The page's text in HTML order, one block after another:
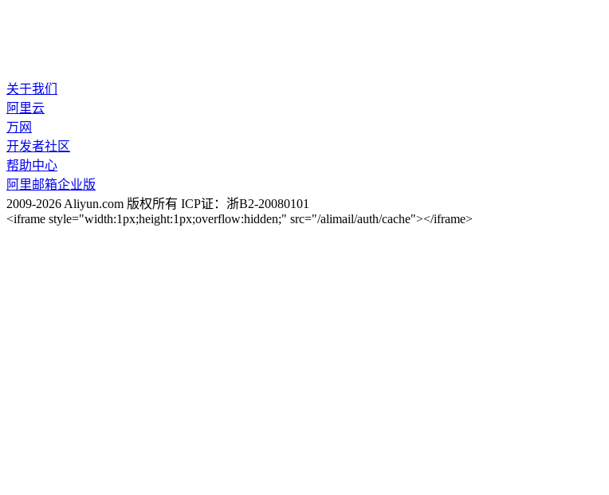
关于我们
阿里云
万网
开发者社区
帮助中心
阿里邮箱企业版
2009-2026 Aliyun.com 版权所有 ICP证：浙B2-20080101
<iframe style="width:1px;height:1px;overflow:hidden;" src="/alimail/auth/cache"></iframe>